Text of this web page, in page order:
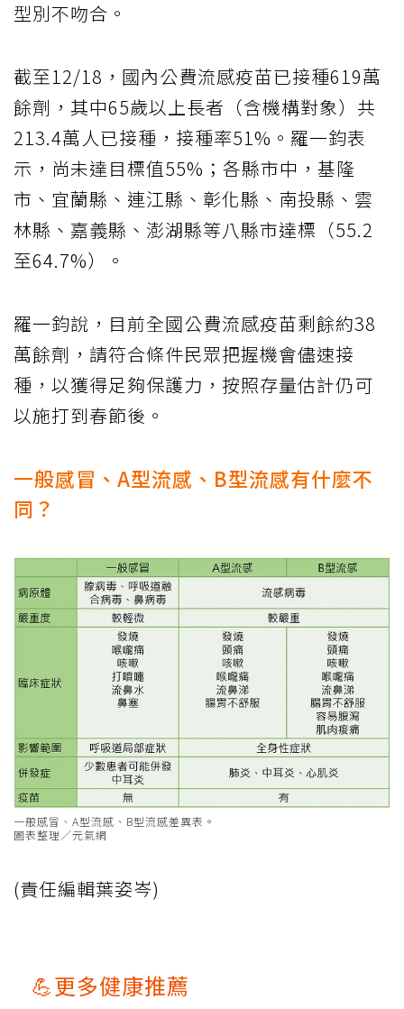
型別不吻合。
截至12/18，國內公費流感疫苗已接種619萬
餘劑，其中65歲以上長者（含機構對象）共
213.4萬人已接種，接種率51%。羅一鈞表
示，尚未達目標值55%；各縣市中，基隆
市、宜蘭縣、連江縣、彰化縣、南投縣、雲
林縣、嘉義縣、澎湖縣等八縣市達標（55.2
至64.7%）。
羅一鈞說，目前全國公費流感疫苗剩餘約38
萬餘劑，請符合條件民眾把握機會儘速接
種，以獲得足夠保護力，按照存量估計仍可
以施打到春節後。
一般感冒、A型流感、B型流感有什麼不
同？
一般感冒、A型流感、B型流感差異表。
圖表整理／元氣網
(責任編輯葉姿岑)
💪更多健康推薦